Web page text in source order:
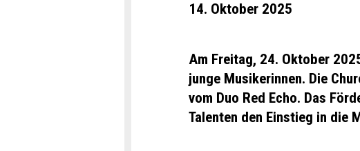
14. Oktober 2025
Am Freitag, 24. Oktober
junge Musikerinnen. Die
vom Duo Red Echo. Das
Talenten den Einstieg in die